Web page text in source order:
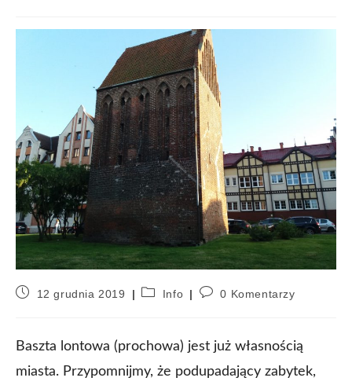
12 grudnia 2019 Info 0 Komentarzy
Baszta lontowa (prochowa) jest już własnością
miasta. Przypomnijmy, że podupadający zabytek,